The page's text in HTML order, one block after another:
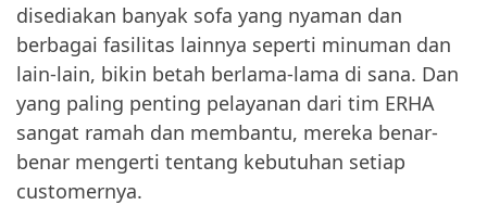
disediakan banyak sofa yang nyaman dan
berbagai fasilitas lainnya seperti minuman dan
lain-lain, bikin betah berlama-lama di sana. Dan
yang paling penting pelayanan dari tim ERHA
sangat ramah dan membantu, mereka benar-
benar mengerti tentang kebutuhan setiap
customernya.